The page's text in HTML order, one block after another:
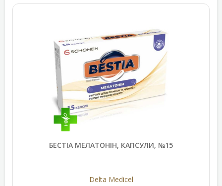
БЕСТІА МЕЛАТОНІН, КАПСУЛИ, №15
Delta Medicel